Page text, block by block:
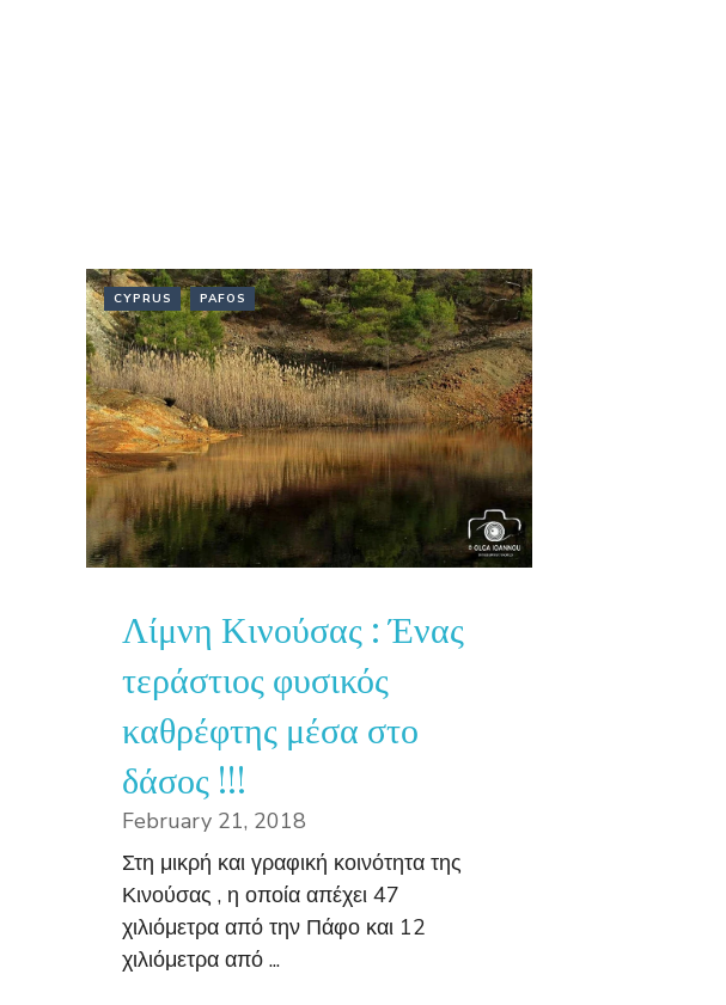
CYPRUS PAFOS
Λίμνη Κινούσας : Ένας
τεράστιος φυσικός
καθρέφτης μέσα στο
δάσος !!!
February 21, 2018
Στη μικρή και γραφική κοινότητα της
Κινούσας , η οποία απέχει 47
χιλιόμετρα από την Πάφο και 12
χιλιόμετρα από ...